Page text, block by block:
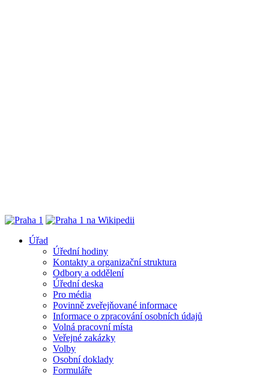
Úřad
Úřední hodiny
Kontakty a organizační struktura
Odbory a oddělení
Úřední deska
Pro média
Povinně zveřejňované informace
Informace o zpracování osobních údajů
Volná pracovní místa
Veřejné zakázky
Volby
Osobní doklady
Formuláře